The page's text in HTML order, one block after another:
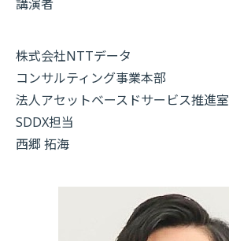
講演者
株式会社NTTデータ
コンサルティング事業本部
法人アセットベースドサービス推進室
SDDX担当
西郷 拓海